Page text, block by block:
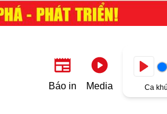
Báo in Media Ca